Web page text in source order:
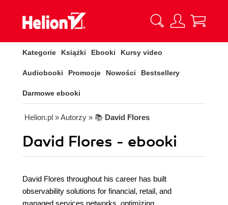
Kategorie Książki Ebooki Kursy video
Audiobooki Promocje Nowości Bestsellery
Darmowe ebooki
Helion.pl » Autorzy » 📚 David Flores
David Flores - ebooki
David Flores throughout his career has built
observability solutions for financial, retail, and
managed services networks, optimizing